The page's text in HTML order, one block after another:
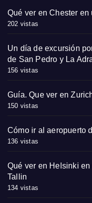
Qué ver en Chester en
202 vistas
Un día de excursión
de San Pedro y La
156 vistas
Guía. Que ver en
150 vistas
Cómo ir al aeropuerto
136 vistas
Qué ver en Helsinki
Tallin
134 vistas